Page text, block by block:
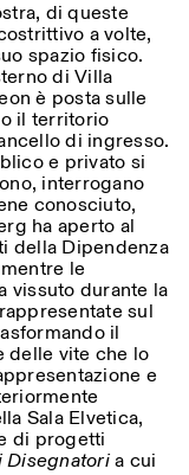
Politecnico 3
01 61 18
di queste
a volte,
spazio fisico.
di Villa
è posta sulle
il territorio
di ingresso.
e privato si
interrogano
conosciuto,
ha aperto al
della Dipendenza
le
vissuto durante la
sul
il
delle vite che lo
e
Sala Elvetica,
di progetti
Disegnatoria cui